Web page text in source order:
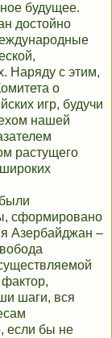
будущее.
достойно
Наряду с этим,
о
игр, будучи
нашей
растущего
сформировано
Азербайджан –
шаги, вся
если бы не